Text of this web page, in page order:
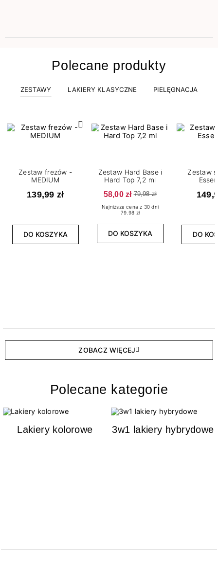
Polecane produkty
ZESTAWY LAKIERY KLASYCZNE PIELĘGNACJA
Zestaw frezów -
MEDIUM
139,99 zł
DO KOSZYKA
Zestaw Hard Base i
Hard Top 7,2 ml
58,00 zł 79,98 zł
Najniższa cena z 30 dni
79.98 zł
DO KOSZYKA
Zestaw
DO
ZOBACZ WIĘCEJ
Polecane kategorie
Lakiery kolorowe 3w1 lakiery hybrydowe